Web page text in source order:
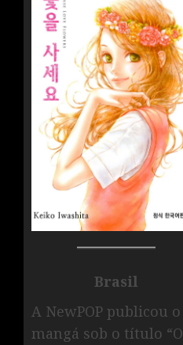
Brasil
A NewPOP publicou o
mangá sob o título “O